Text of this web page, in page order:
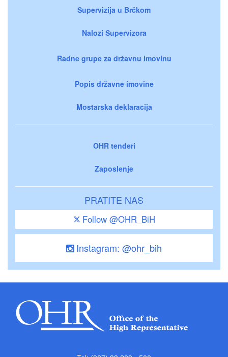
Supervizija u Brčkom
Nalozi Supervizora
Radne grupe za državnu imovinu
Popis državne imovine
Mostarska deklaracija
OHR tenderi
Zaposlenje
PRATITE NAS
Follow @OHR_BiH
Instagram: @ohr_bih